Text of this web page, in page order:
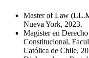
Master of Law
Nueva York, 2023.
Magíster en
Constitucional,
Católica de Chile,